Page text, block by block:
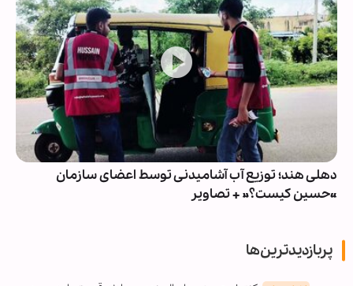
دهلی هند؛ توزیع آب آشامیدنی توسط اعضای سازمان
«حسین کیست؟» + تصاویر
پربازدیدترین‌ها